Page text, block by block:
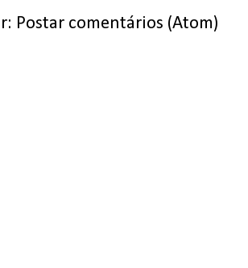
Postar comentários (Atom)